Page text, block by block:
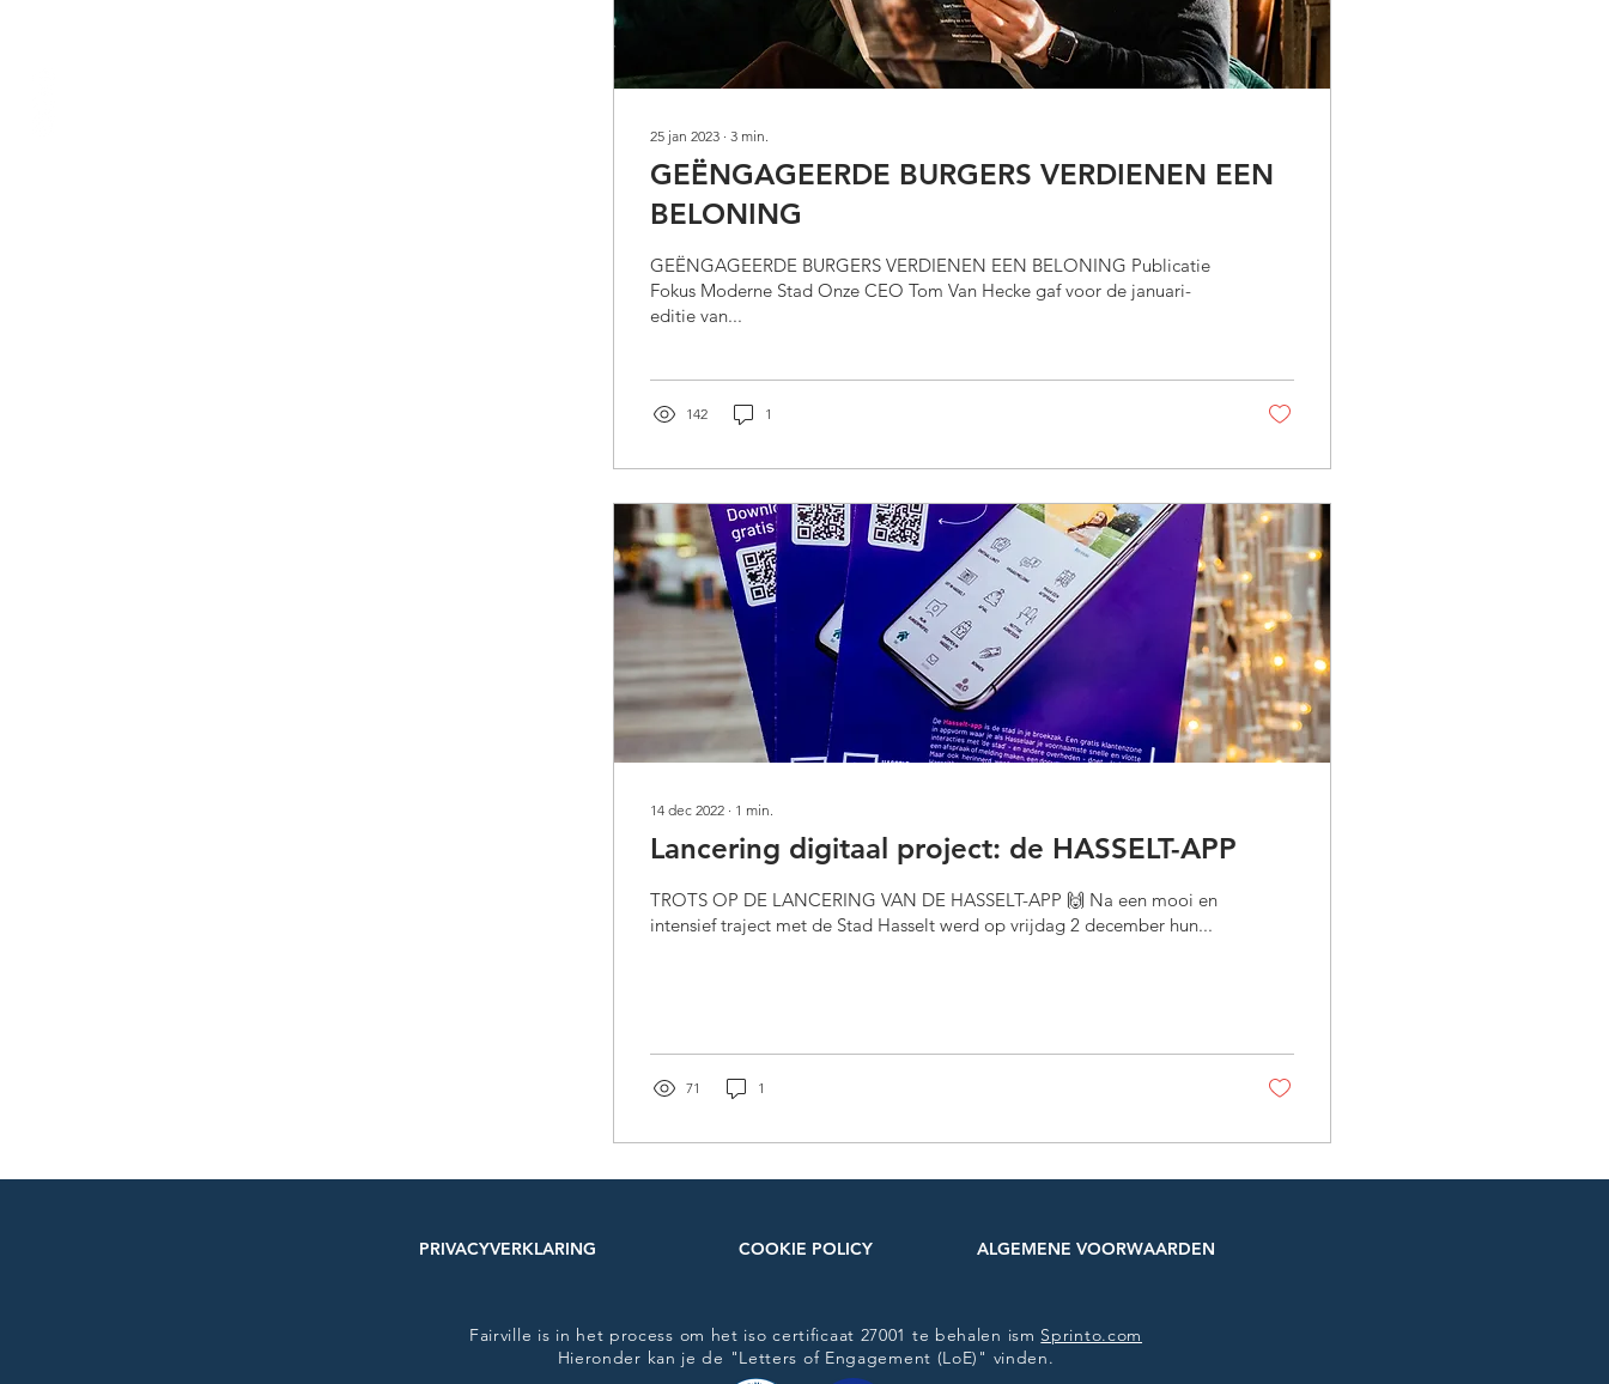
25 jan 2023 ∙ 3 min.
GEËNGAGEERDE BURGERS VERDIENEN EEN
BELONING
GEËNGAGEERDE BURGERS VERDIENEN EEN BELONING Publicatie
Fokus Moderne Stad Onze CEO Tom Van Hecke gaf voor de januari-
editie van...
142 1
14 dec 2022 ∙ 1 min.
Lancering digitaal project: de HASSELT-APP
TROTS OP DE LANCERING VAN DE HASSELT-APP 🙌 Na een mooi en
intensief traject met de Stad Hasselt werd op vrijdag 2 december hun...
71 1
PRIVACYVERKLARING COOKIE POLICY ALGEMENE VOORWAARDEN
Fairville is in het process om het iso certificaat 27001 te behalen ism Sprinto.com
Hieronder kan je de "Letters of Engagement (LoE)" vinden.